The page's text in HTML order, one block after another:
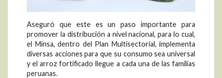
Aseguró que este es un paso importante para
promover la distribución a nivel nacional, para lo cual,
el Minsa, dentro del Plan Multisectorial, implementa
diversas acciones para que su consumo sea universal
y el arroz fortificado llegue a cada una de las familias
peruanas.